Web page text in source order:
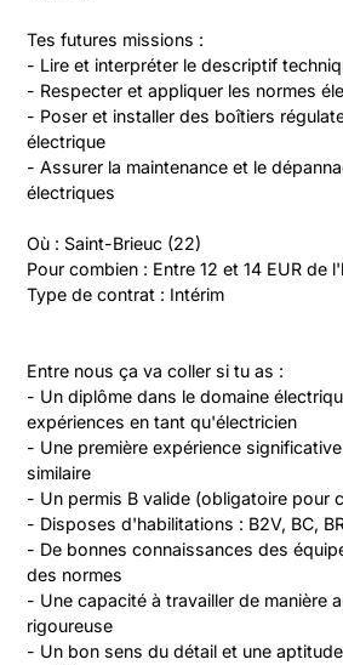
Tes futures missions :
- Lire et interpréter le descriptif
- Respecter et appliquer les normes
- Poser et installer des boîtiers
électrique
- Assurer la maintenance et le
électriques
Où : Saint-Brieuc (22)
Pour combien : Entre 12 et 14 EUR de
Type de contrat : Intérim
Entre nous ça va coller si tu as :
- Un diplôme dans le domaine
expériences en tant qu'électricien
- Une première expérience
similaire
- Un permis B valide (obligatoire pour
- Disposes d'habilitations : B2V, BC,
- De bonnes connaissances des
des normes
- Une capacité à travailler de manière
rigoureuse
- Un bon sens du détail et une